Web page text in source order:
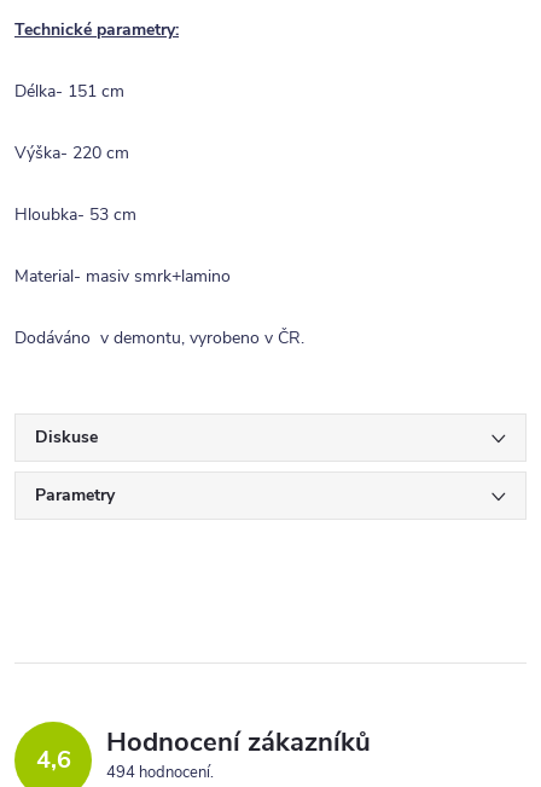
Technické parametry:
Délka- 151 cm
Výška- 220 cm
Hloubka- 53 cm
Material- masiv smrk+lamino
Dodáváno v demontu, vyrobeno v ČR.
Diskuse
Parametry
4,6 Hodnocení zákazníků
494 hodnocení